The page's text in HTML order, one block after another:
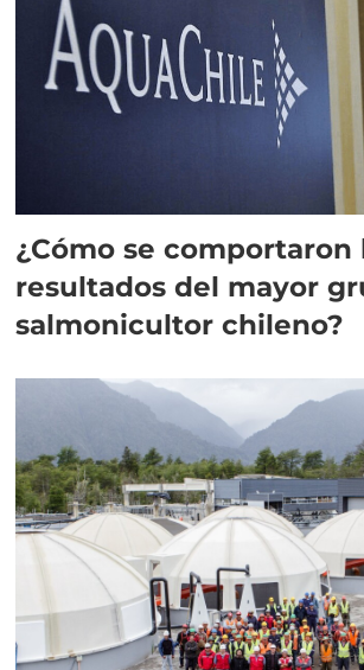
¿Cómo se comportaron
resultados del mayor
salmonicultor chileno?